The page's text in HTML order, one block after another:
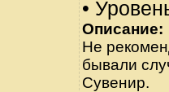
•
Описание:
Не
бывали
Сувенир.